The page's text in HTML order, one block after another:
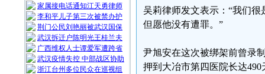
家属接电话通知江天勇律师
李和平儿子第三次被禁办护
荆门公民刘艳丽被武汉国保
武汉拆迁户陈明光王桂兰夫
广西维权人士谭爱军遭跨省
武汉疫情失控 中部战区协助
浙江台州多位民众在巡视组
吴莉律师发文表示：“我们
但愿他没有遭罪。”
尹旭安在这次被绑架前曾录
押到大冶市第四医院长达